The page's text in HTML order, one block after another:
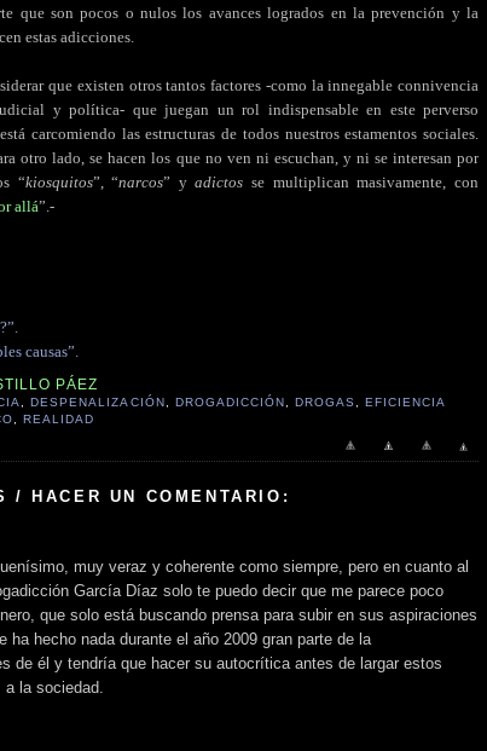
que son pocos o nulos los avances logrados en la prevención y la
estas adicciones.
que existen otros tantos factores -como la innegable connivencia
y política- que juegan un rol indispensable en este perverso
carcomiendo las estructuras de todos nuestros estamentos sociales.
otro lado, se hacen los que no ven ni escuchan, y ni se interesan por
“kiosquitos”, “narcos” yadictos se multiplican masivamente, con
allá”.-
causas”.
PÁEZ
,DESPENALIZACIÓN DROGADICCIÓN DROGAS
EFICIENCIA
,REALIDAD
/ HACER UN COMENTARIO:
muy veraz y coherente como siempre, pero en cuanto al
García Díaz solo te puedo decir que me parece poco
que solo está buscando prensa para subir en sus aspiraciones
ha hecho nada durante el año 2009 gran parte de la
de él y tendría que hacer su autocrítica antes de largar estos
a la sociedad.